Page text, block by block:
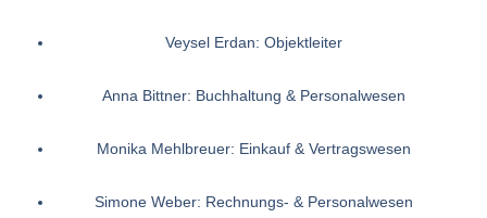
Veysel Erdan: Objektleiter
Anna Bittner: Buchhaltung & Personalwesen
Monika Mehlbreuer: Einkauf & Vertragswesen
Simone Weber: Rechnungs- & Personalwesen